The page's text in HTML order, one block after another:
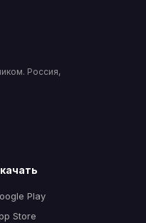
Россия,
Play
Store